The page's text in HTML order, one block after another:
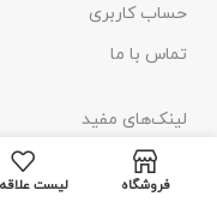
حساب کاربری
تماس با ما
لینک‌های مفید
مشاوره آنلاین
فروشگاه